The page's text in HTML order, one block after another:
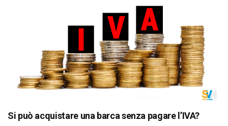
Si può acquistare una barca senza pagare l’IVA?